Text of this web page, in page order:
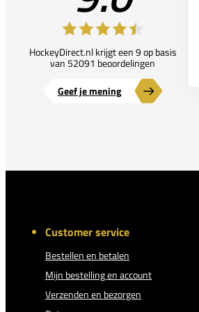
HockeyDirect.nl krijgt een 9 op basis
van 52091 beoordelingen
Geef je mening
Customer service
Bestellen en betalen
Mijn bestelling en account
Verzenden en bezorgen